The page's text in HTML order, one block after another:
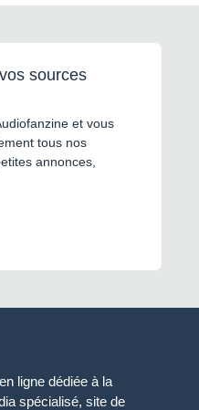
sources
et vous
tous nos
annonces,
ligne dédiée à la
spécialisé, site de